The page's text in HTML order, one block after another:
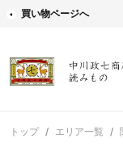
買い物ページへ
トップ エリア一覧